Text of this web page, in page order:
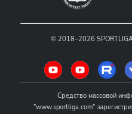
© 2018–2026
Средство массовой
"www.sportliga.com"